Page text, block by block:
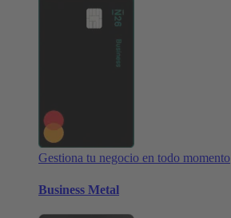
Gestiona tu negocio en todo momento
Business Metal